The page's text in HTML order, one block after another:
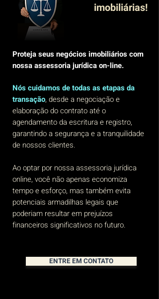
imobiliárias!
Proteja seus negócios imobiliários com
nossa assessoria jurídica on-line.
Nós cuidamos de todas as etapas da
transação, desde a negociação e
elaboração do contrato até o
agendamento da escritura e registro,
garantindo a segurança e a tranquilidade
de nossos clientes.
Ao optar por nossa assessoria jurídica
online, você não apenas economiza
tempo e esforço, mas também evita
potenciais armadilhas legais que
poderiam resultar em prejuízos
financeiros significativos no futuro.
ENTRE EM CONTATO